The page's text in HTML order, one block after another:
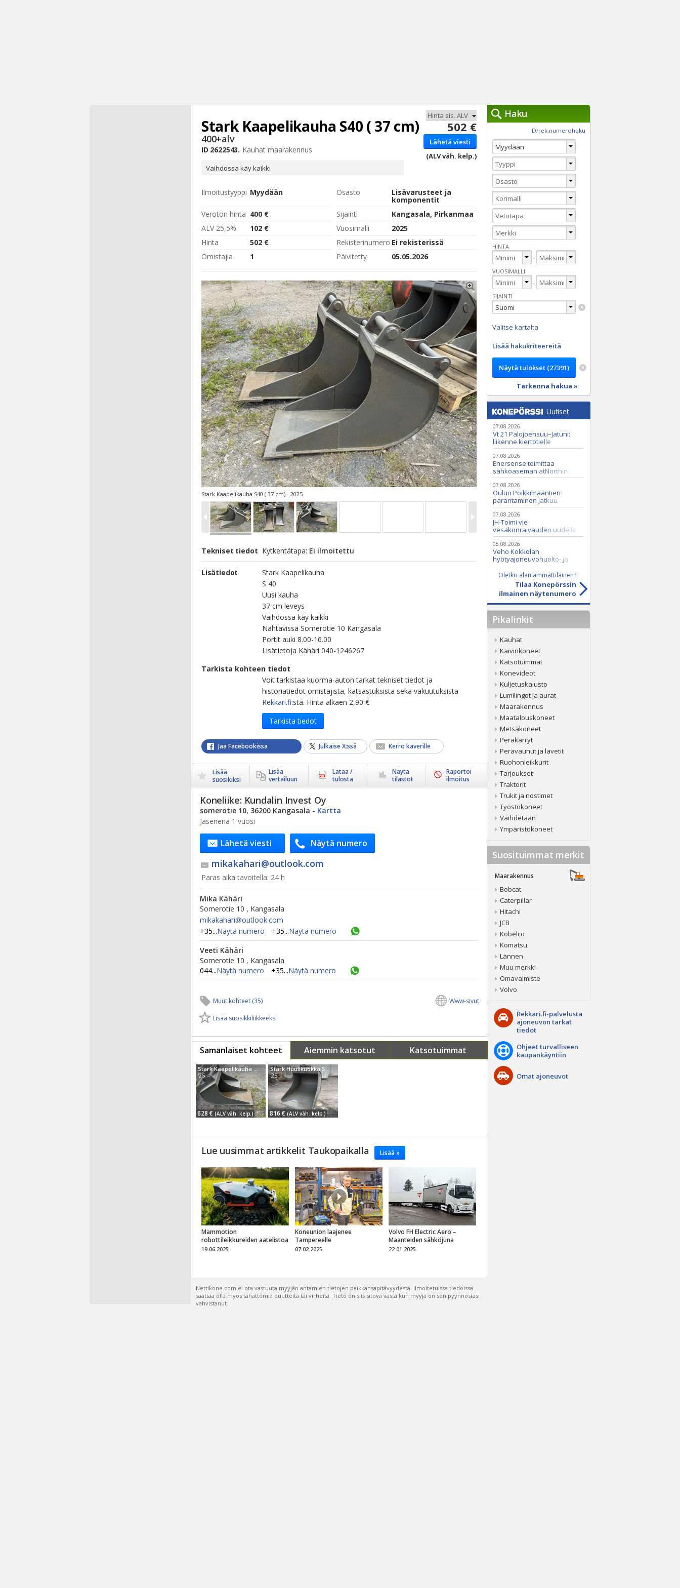
502 €
Lähetä viesti
(ALV väh. kelp.)
Stark Kaapelikauha S40 ( 37 cm)
400+alv
ID 2622543. Kauhat maarakennus
Vaihdossa käy kaikki
Ilmoitustyyppi Myydään Osasto Lisävarusteet ja
komponentit
Veroton hinta 400 € Sijainti
Kangasala, Pirkanmaa
ALV 25,5%
102 € Vuosimalli
2025
Hinta
502 € Rekisterinumero Ei rekisterissä
Omistajia
1 Päivitetty 05.05.2026
Stark Kaapelikauha S40 ( 37 cm) - 2025
Tekniset tiedot Kytkentätapa: Ei ilmoitettu
Lisätiedot
Stark Kaapelikauha
S 40
Uusi kauha
37 cm leveys
Vaihdossa käy kaikki
Nähtävissä Somerotie 10 Kangasala
Portit auki 8.00-16.00
Lisätietoja Kähäri 040-1246267
Tarkista kohteen tiedot
Voit tarkistaa kuorma-auton tarkat tekniset tiedot ja
historiatiedot omistajista, katsastuksista sekä vakuutuksista
Rekkari.fi:stä. Hinta alkaen 2,90 €
Tarkista tiedot
Jaa Facebookissa Julkaise X:ssä Kerro kaverille
Lisää
suosikiksi
Lisää
vertailuun
Lataa /
tulosta
Näytä
tilastot
Raportoi
ilmoitus
Koneliike: Kundalin Invest Oy
somerotie 10, 36200 Kangasala - Kartta
Jäsenenä 1 vuosi
Lähetä viesti Näytä numero
mikakahari@​outlook.com
Paras aika tavoitella: 24 h
Mika Kähäri
Somerotie 10 , Kangasala
mikakahari@​outlook.com
+35...Näytä numero +35...Näytä numero
Veeti Kähäri
Somerotie 10 , Kangasala
044...Näytä numero +35...Näytä numero
Muut kohteet (35)
Lisää suosikkiliikkeeksi
Www-sivut
Samanlaiset kohteet Aiemmin katsotut Katsotuimmat
Stark Kaapelikauha S40 ( 370 mm)
'25
628 € (ALV väh. kelp.)
Stark Huulikuokka S40 ( 76 cm)
'25
816 € (ALV väh. kelp.)
Lue uusimmat artikkelit Taukopaikalla Lisää »
Mammotion
robottileikkureiden aatelistoa
19.06.2025
Koneunion laajenee
Tampereelle
07.02.2025
Volvo FH Electric Aero –
Maanteiden sähköjuna
22.01.2025
Nettikone.com ei ota vastuuta myyjän antamien tietojen paikkansapitävyydestä. Ilmoitetuissa tiedoissa
saattaa olla myös tahattomia puutteita tai virheitä. Tieto on siis sitova vasta kun myyjä on sen pyynnöstäsi
vahvistanut.
Haku
Hakutyökalut »
Tyhjennä haut
ID/rek.numerohaku
HINTA
-
VUOSIMALLI
-
SIJAINTI
Valitse kartalta
Lisää hakukriteereitä
Tarkenna hakua »
Uutiset
07.08.2026
Vt 21 Palojoensuu–Jatuni:
liikenne kiertotielle
Nunasjoen silloilla
07.08.2026
Enersense toimittaa
sähköaseman atNorthin
datakeskukseen
07.08.2026
Oulun Poikkimaantien
parantaminen jatkuu
07.08.2026
JH-Toimi vie
vesakonraivauden uudelle
tasolle Casen ja Seppi-
murskaimen avulla
05.08.2026
Veho Kokkolan
hyötyajoneuvohuolto- ja
Oy:lle lokakuussa
Oletko alan ammattilainen?
Tilaa Konepörssin
ilmainen näytenumero
Pikalinkit
Kauhat
Kaivinkoneet
Katsotuimmat
Konevideot
Kuljetuskalusto
Lumilingot ja aurat
Maarakennus
Maatalouskoneet
Metsäkoneet
Peräkärryt
Perävaunut ja lavetit
Ruohonleikkurit
Tarjoukset
Traktorit
Trukit ja nostimet
Työstökoneet
Vaihdetaan
Ympäristökoneet
Suosituimmat merkit
Maarakennus
Bobcat
Caterpillar
Hitachi
JCB
Kobelco
Komatsu
Lännen
Muu merkki
Omavalmiste
Volvo
Rekkari.fi-palvelusta
ajoneuvon tarkat
tiedot
Ohjeet turvalliseen
kaupankäyntiin
Omat ajoneuvot